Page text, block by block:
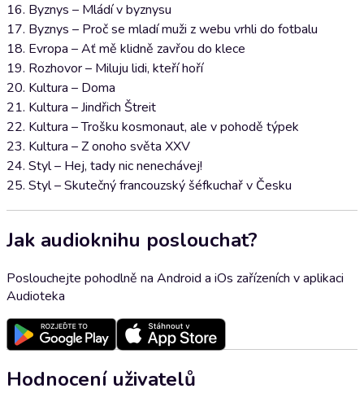
16. Byznys – Mládí v byznysu
17. Byznys – Proč se mladí muži z webu vrhli do fotbalu
18. Evropa – Ať mě klidně zavřou do klece
19. Rozhovor – Miluju lidi, kteří hoří
20. Kultura – Doma
21. Kultura – Jindřich Štreit
22. Kultura – Trošku kosmonaut, ale v pohodě týpek
23. Kultura – Z onoho světa XXV
24. Styl – Hej, tady nic nenechávej!
25. Styl – Skutečný francouzský šéfkuchař v Česku
Jak audioknihu poslouchat?
Poslouchejte pohodlně na Android a iOs zařízeních v aplikaci
Audioteka
Hodnocení uživatelů